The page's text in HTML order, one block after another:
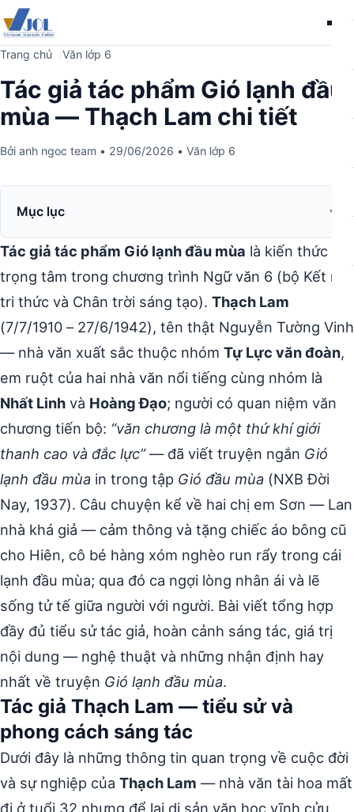
Trang chủ Văn lớp 6
Tác giả tác phẩm Gió lạnh đầu
mùa — Thạch Lam chi tiết
Bởi anh ngoc team • 29/06/2026 • Văn lớp 6
Mục lục
Tác giả tác phẩm Gió lạnh đầu mùa là kiến thức
trọng tâm trong chương trình Ngữ văn 6 (bộ Kết nối
tri thức và Chân trời sáng tạo). Thạch Lam
(7/7/1910 – 27/6/1942), tên thật Nguyễn Tường Vinh
— nhà văn xuất sắc thuộc nhóm Tự Lực văn đoàn,
em ruột của hai nhà văn nổi tiếng cùng nhóm là
Nhất Linh và Hoàng Đạo; người có quan niệm văn
chương tiến bộ: “văn chương là một thứ khí giới
thanh cao và đắc lực”— đã viết truyện ngắn Gió
lạnh đầu mùa in trong tập Gió đầu mùa (NXB Đời
Nay, 1937). Câu chuyện kể về hai chị em Sơn — Lan
nhà khá giả — cảm thông và tặng chiếc áo bông cũ
cho Hiên, cô bé hàng xóm nghèo run rẩy trong cái
lạnh đầu mùa; qua đó ca ngợi lòng nhân ái và lẽ
sống tử tế giữa người với người. Bài viết tổng hợp
đầy đủ tiểu sử tác giả, hoàn cảnh sáng tác, giá trị
nội dung — nghệ thuật và những nhận định hay
nhất về truyện Gió lạnh đầu mùa.
Tác giả Thạch Lam — tiểu sử và
phong cách sáng tác
Dưới đây là những thông tin quan trọng về cuộc đời
và sự nghiệp của Thạch Lam — nhà văn tài hoa mất
đi ở tuổi 32 nhưng để lại di sản văn học vĩnh cửu.